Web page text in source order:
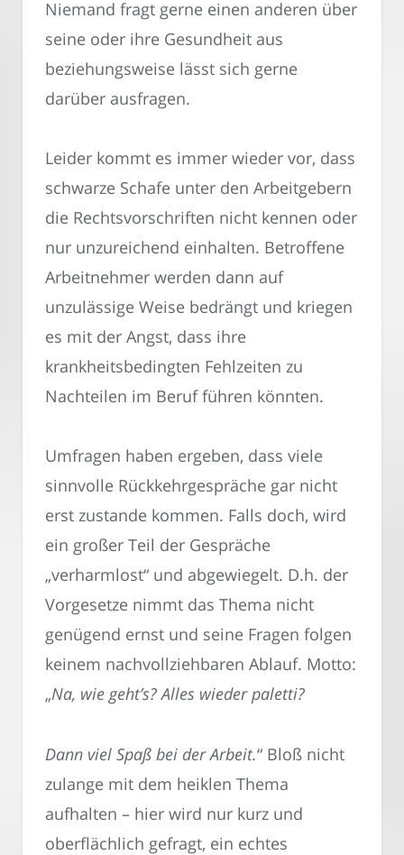
Niemand fragt gerne einen anderen über
seine oder ihre Gesundheit aus
beziehungsweise lässt sich gerne
darüber ausfragen.
Leider kommt es immer wieder vor, dass
schwarze Schafe unter den Arbeitgebern
die Rechtsvorschriften nicht kennen oder
nur unzureichend einhalten. Betroffene
Arbeitnehmer werden dann auf
unzulässige Weise bedrängt und kriegen
es mit der Angst, dass ihre
krankheitsbedingten Fehlzeiten zu
Nachteilen im Beruf führen könnten.
Umfragen haben ergeben, dass viele
sinnvolle Rückkehrgespräche gar nicht
erst zustande kommen. Falls doch, wird
ein großer Teil der Gespräche
„verharmlost“ und abgewiegelt. D.h. der
Vorgesetze nimmt das Thema nicht
genügend ernst und seine Fragen folgen
keinem nachvollziehbaren Ablauf. Motto:
„Na, wie geht’s? Alles wieder paletti?
Dann viel Spaß bei der Arbeit.“ Bloß nicht
zulange mit dem heiklen Thema
aufhalten – hier wird nur kurz und
oberflächlich gefragt, ein echtes